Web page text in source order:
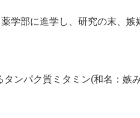
学部に進学し、研究の末、
ンパク質ミタミン(和名：嫉